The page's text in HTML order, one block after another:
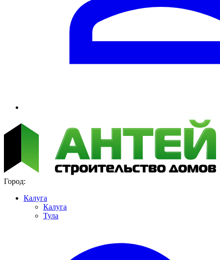
Город:
Калуга
Калуга
Тула